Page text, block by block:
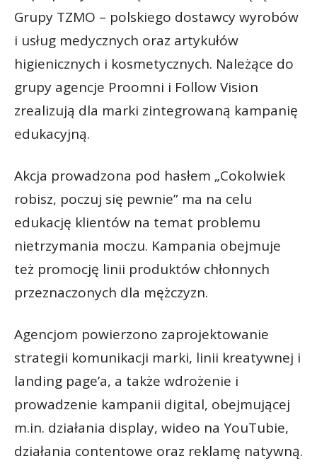
Grupy TZMO – polskiego dostawcy wyrobów
i usług medycznych oraz artykułów
higienicznych i kosmetycznych. Należące do
grupy agencje Proomni i Follow Vision
zrealizują dla marki zintegrowaną kampanię
edukacyjną.
Akcja prowadzona pod hasłem „Cokolwiek
robisz, poczuj się pewnie” ma na celu
edukację klientów na temat problemu
nietrzymania moczu. Kampania obejmuje
też promocję linii produktów chłonnych
przeznaczonych dla mężczyzn.
Agencjom powierzono zaprojektowanie
strategii komunikacji marki, linii kreatywnej i
landing page’a, a także wdrożenie i
prowadzenie kampanii digital, obejmującej
m.in. działania display, wideo na YouTubie,
działania contentowe oraz reklamę natywną.